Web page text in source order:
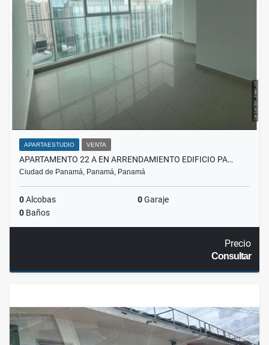
APARTAESTUDIO VENTA
APARTAMENTO 22 A EN ARRENDAMIENTO EDIFICIO PA…
Ciudad de Panamá, Panamá, Panamá
0Alcobas 0Garaje
0 Baños
Precio
Consultar